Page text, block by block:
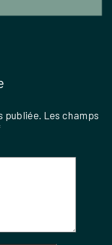
publiée. Les champs